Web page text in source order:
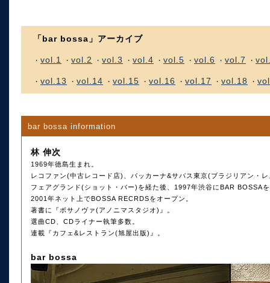
「bar bossa」アーカイブ
・ vol.1 ・ vol.2 ・ vol.3 ・ vol.4 ・ vol.5 ・ vol.6 ・ vol.7 ・
・ vol.13 ・ vol.14 ・ vol.15 ・ vol.16 ・ vol.17 ・ vol.18 ・
bar bossa information
林 伸次
1969年徳島生まれ。
レコファン(中古レコード店)、バッカーナ&サバス東京(ブラジリアン・
フェアグランド(ショット・バー)を経た後、1997年渋谷にBAR BOSSA
2001年ネット上でBOSSA RECRDSをオープン。
著書に『ボサノヴァ(アノニマスタジオ)』。
選曲CD、CDライナー執筆多数。
連載『カフェ&レストラン(旭屋出版)』。
bar bossa